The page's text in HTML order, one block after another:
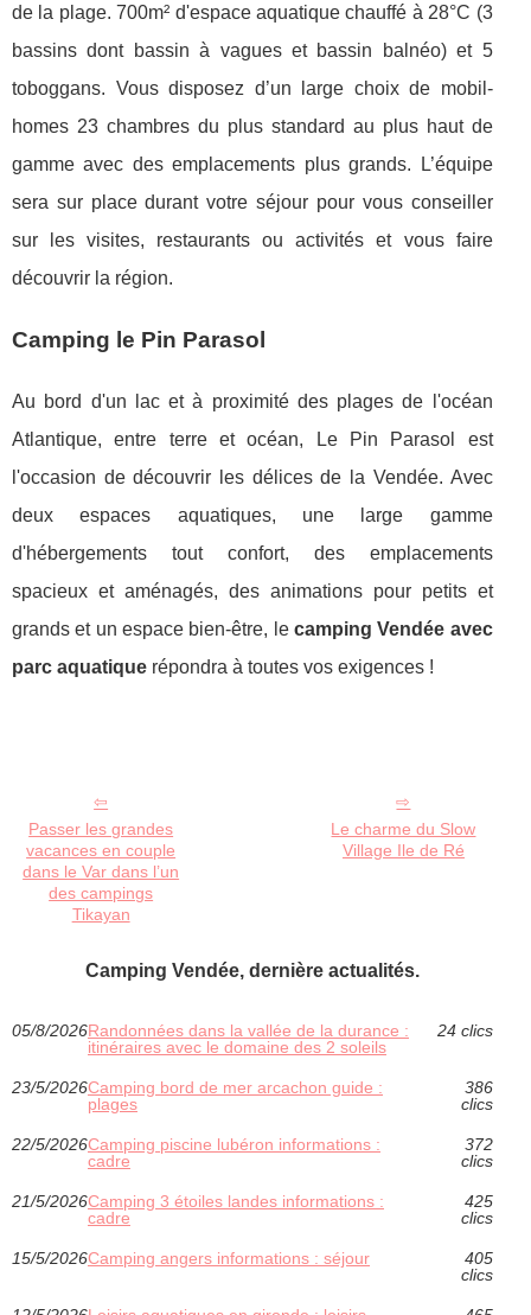
de la plage. 700m² d'espace aquatique chauffé à 28°C (3
bassins dont bassin à vagues et bassin balnéo) et 5
toboggans. Vous disposez d’un large choix de mobil-
homes 23 chambres du plus standard au plus haut de
gamme avec des emplacements plus grands. L’équipe
sera sur place durant votre séjour pour vous conseiller
sur les visites, restaurants ou activités et vous faire
découvrir la région.
Camping le Pin Parasol
Au bord d'un lac et à proximité des plages de l'océan
Atlantique, entre terre et océan, Le Pin Parasol est
l'occasion de découvrir les délices de la Vendée. Avec
deux espaces aquatiques, une large gamme
d'hébergements tout confort, des emplacements
spacieux et aménagés, des animations pour petits et
grands et un espace bien-être, le camping Vendée avec
parc aquatique répondra à toutes vos exigences !
Passer les grandes
vacances en couple
dans le Var dans l’un
des campings
Tikayan
Le charme du Slow
Village Ile de Ré
Camping Vendée, dernière actualités.
05/8/2026Randonnées dans la vallée de la durance :
itinéraires avec le domaine des 2 soleils
24 clics
23/5/2026Camping bord de mer arcachon guide :
plages
386
clics
22/5/2026Camping piscine lubéron informations :
cadre
372
clics
21/5/2026Camping 3 étoiles landes informations :
cadre
425
clics
15/5/2026Camping angers informations : séjour
405
clics